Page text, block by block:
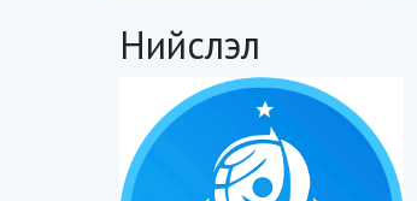
Нийслэл